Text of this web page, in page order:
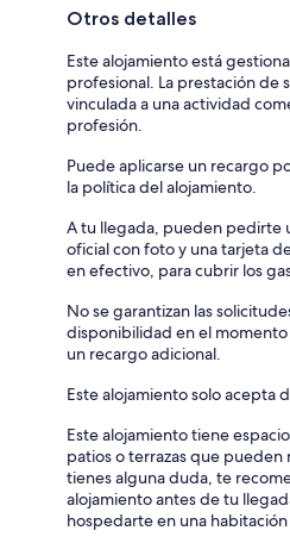
Otros detalles
Este alojamiento está
profesional. La prestación de
vinculada a una actividad
profesión.
Puede aplicarse un recargo
la política del alojamiento.
A tu llegada, pueden pedirte
oficial con foto y una tarjeta
en efectivo, para cubrir los
No se garantizan las
disponibilidad en el
un recargo adicional.
Este alojamiento solo acepta
Este alojamiento tiene
patios o terrazas que pueden
tienes alguna duda, te
alojamiento antes de tu
hospedarte en una